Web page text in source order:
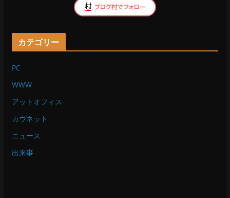
カテゴリー
PC
WWW
アットオフィス
カウネット
ニュース
出来事